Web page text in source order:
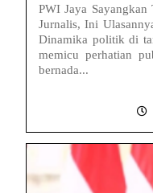
PWI Jaya Sayangkan
Jurnalis, Ini
Dinamika politik di
memicu perhatian
bernada...